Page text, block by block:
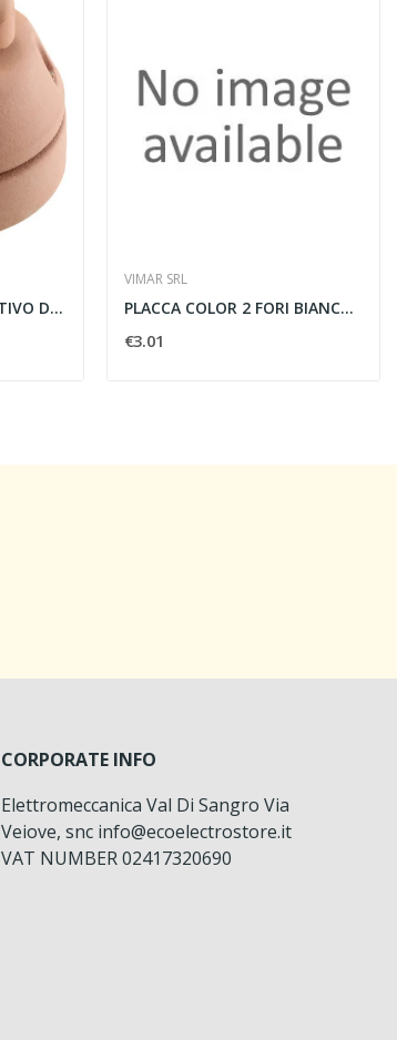
INTERRUTTORE ROTATIVO DIAMETRO 84MM 10A 250V -...
VIMAR SRL
PLACCA COLOR 2 FORI BIANCO-ARGENTO - VIMAR...
€3.01
CORPORATE INFO
Elettromeccanica Val Di Sangro Via
Veiove, snc info@ecoelectrostore.it
VAT NUMBER 02417320690